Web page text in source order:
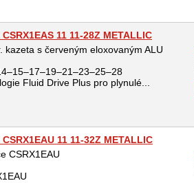
11 11-28Z METALLIC
s červeným eloxovaným ALU
Fluid Drive Plus pro plynulé...
11 11-32Z METALLIC
CSRX1EAU